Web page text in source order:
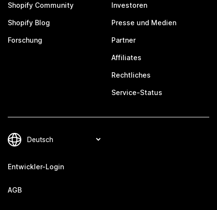
Shopify Community
Shopify Blog
Forschung
Investoren
Presse und Medien
Partner
Affiliates
Rechtliches
Service-Status
Entwickler-Login
AGB